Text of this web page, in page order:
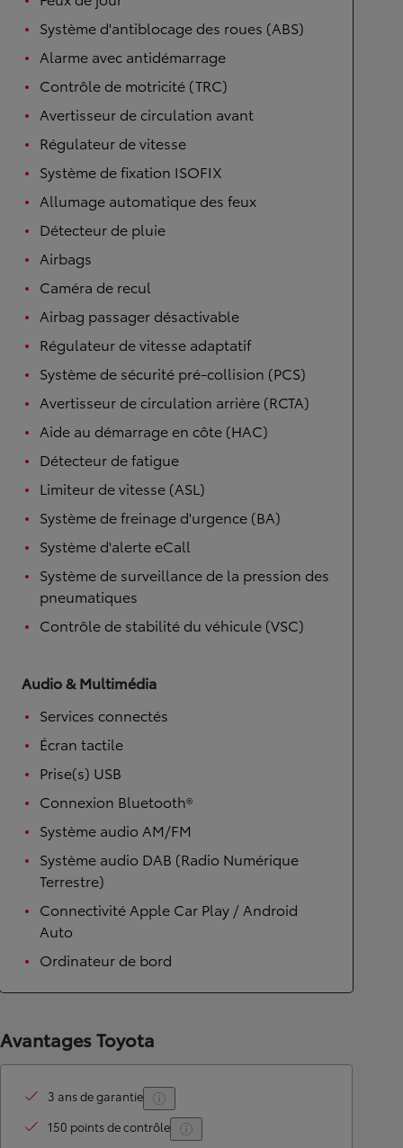
Système d'antiblocage des roues (ABS)
Alarme avec antidémarrage
Contrôle de motricité (TRC)
Avertisseur de circulation avant
Régulateur de vitesse
Système de fixation ISOFIX
Allumage automatique des feux
Détecteur de pluie
Airbags
Caméra de recul
Airbag passager désactivable
Régulateur de vitesse adaptatif
Système de sécurité pré-collision (PCS)
Avertisseur de circulation arrière (RCTA)
Aide au démarrage en côte (HAC)
Détecteur de fatigue
Limiteur de vitesse (ASL)
Système de freinage d'urgence (BA)
Système d'alerte eCall
Système de surveillance de la pression des
pneumatiques
Contrôle de stabilité du véhicule (VSC)
Audio & Multimédia
Services connectés
Écran tactile
Prise(s) USB
Connexion Bluetooth®
Système audio AM/FM
Système audio DAB (Radio Numérique
Terrestre)
Connectivité Apple Car Play / Android
Auto
Ordinateur de bord
Avantages Toyota
3 ans de garantie
150 points de contrôle